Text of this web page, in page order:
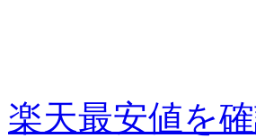
楽天最安値を